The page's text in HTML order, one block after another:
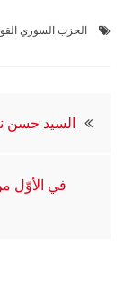
الحزب السوري
تصفّح
السيد حسن
في الأوّل